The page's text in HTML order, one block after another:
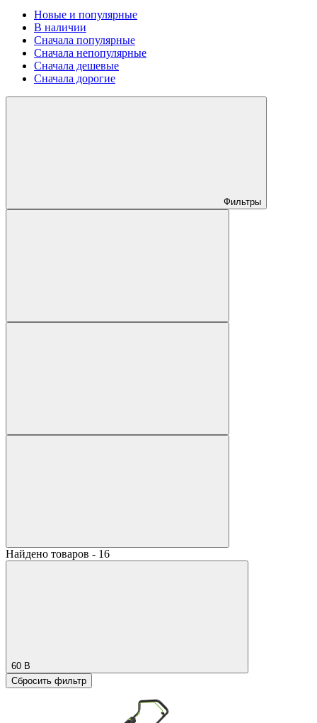
Новые и популярные
В наличии
Сначала популярные
Сначала непопулярные
Сначала дешевые
Сначала дорогие
Фильтры
Найдено товаров - 16
60 В
Сбросить фильтр